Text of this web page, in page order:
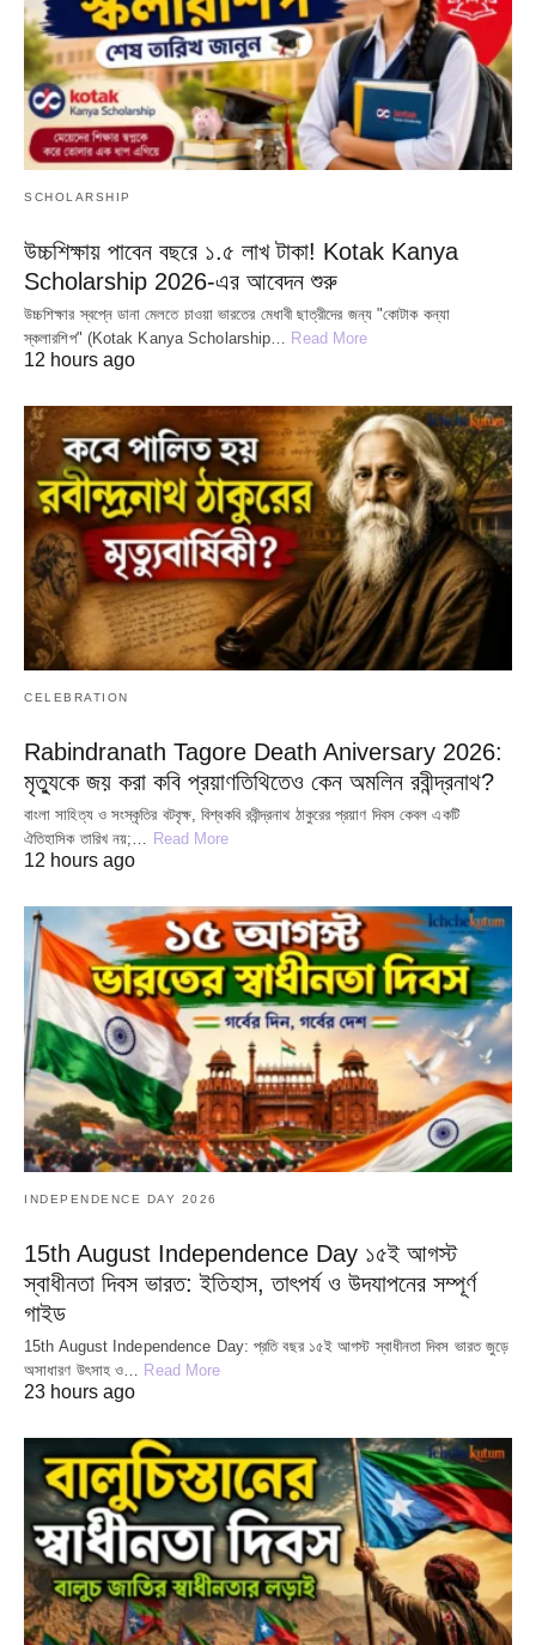
SCHOLARSHIP
উচ্চশিক্ষায় পাবেন বছরে ১.৫ লাখ টাকা! Kotak Kanya
Scholarship 2026-এর আবেদন শুরু
উচ্চশিক্ষার স্বপ্নে ডানা মেলতে চাওয়া ভারতের মেধাবী ছাত্রীদের জন্য "কোটাক কন্যা
স্কলারশিপ" (Kotak Kanya Scholarship… Read More
12 hours ago
CELEBRATION
Rabindranath Tagore Death Aniversary 2026:
মৃত্যুকে জয় করা কবি প্রয়াণতিথিতেও কেন অমলিন রবীন্দ্রনাথ?
বাংলা সাহিত্য ও সংস্কৃতির বটবৃক্ষ, বিশ্বকবি রবীন্দ্রনাথ ঠাকুরের প্রয়াণ দিবস কেবল একটি
ঐতিহাসিক তারিখ নয়;… Read More
12 hours ago
INDEPENDENCE DAY 2026
15th August Independence Day ১৫ই আগস্ট
স্বাধীনতা দিবস ভারত: ইতিহাস, তাৎপর্য ও উদযাপনের সম্পূর্ণ
গাইড
15th August Independence Day: প্রতি বছর ১৫ই আগস্ট স্বাধীনতা দিবস ভারত জুড়ে
অসাধারণ উৎসাহ ও…
Read More
23 hours ago